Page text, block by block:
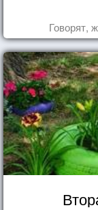
Говорят,